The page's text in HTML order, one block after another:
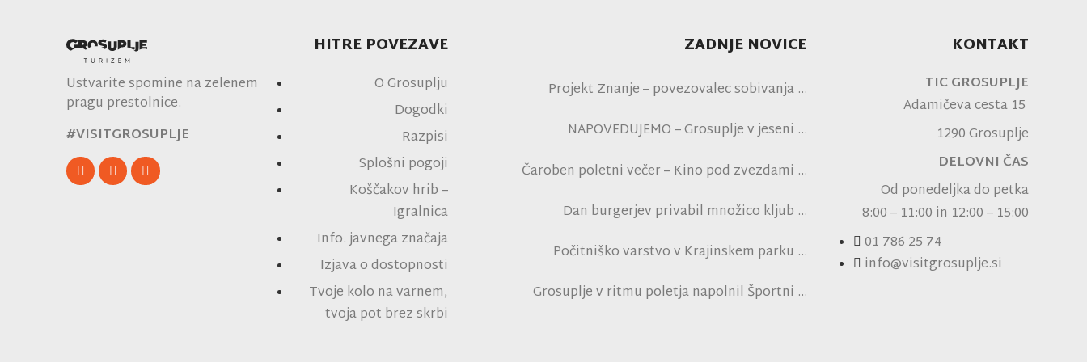
Ustvarite spomine na zelenem
pragu prestolnice.
#VISITGROSUPLJE
HITRE POVEZAVE
O Grosuplju
Dogodki
Razpisi
Splošni pogoji
Koščakov hrib –
Igralnica
Info. javnega značaja
Izjava o dostopnosti
Tvoje kolo na varnem,
tvoja pot brez skrbi
ZADNJE NOVICE
Projekt Znanje – povezovalec sobivanja
NAPOVEDUJEMO – Grosuplje v jeseni
Čaroben poletni večer – Kino pod zvezdami
Dan burgerjev privabil množico kljub
Počitniško varstvo v Krajinskem parku
Grosuplje v ritmu poletja napolnil Športni
KONTAKT
TIC GROSUPLJE
Adamičeva cesta 15
1290 Grosuplje
DELOVNI ČAS
Od ponedeljka do petka
8:00 – 11:00 in 12:00 – 15:00
01 786 25 74
info@visitgrosuplje.si